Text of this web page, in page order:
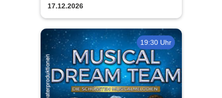
17.12.2026
19:30 Uhr